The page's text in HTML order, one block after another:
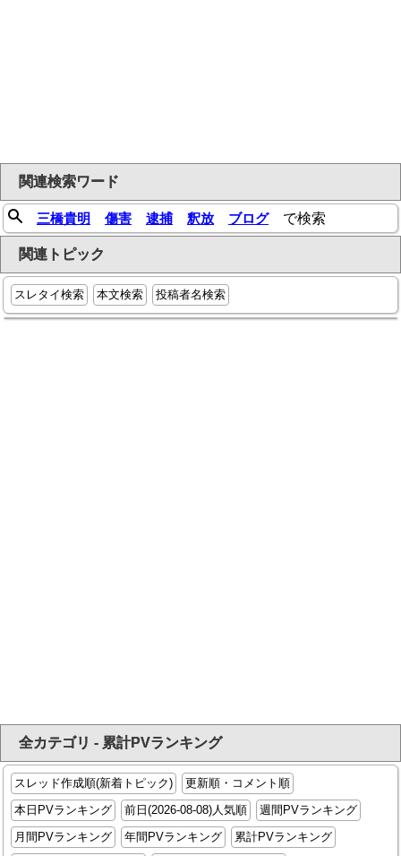
関連検索ワード
三橋貴明 傷害 逮捕 釈放 ブログで検索
関連トピック
スレタイ検索 本文検索 投稿者名検索
全カテゴリ - 累計PVランキング
スレッド作成順(新着トピック)
更新順・コメント順
本日PVランキング
前日(2026-08-08)人気順
週間PVランキング
月間PVランキング
年間PVランキング
累計PVランキング